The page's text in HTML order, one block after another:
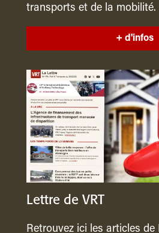
transports et de la mobilité.
+ d'infos
Lettre de VRT
Retrouvez ici les articles de